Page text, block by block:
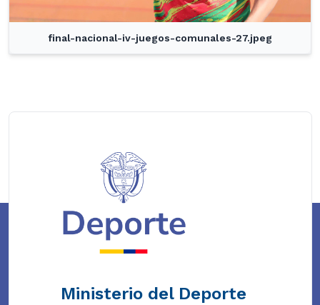
final-nacional-iv-juegos-comunales-27.jpeg
Ministerio del Deporte